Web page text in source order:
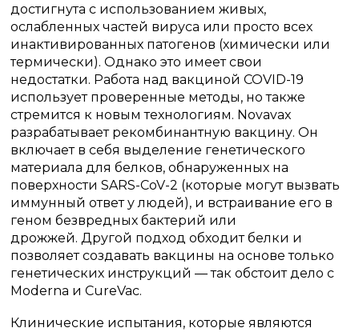
достигнута с использованием живых,
ослабленных частей вируса или просто всех
инактивированных патогенов (химически или
термически).Однако это имеет свои
недостатки. Работа над вакциной COVID-19
использует проверенные методы, но также
стремится к новым технологиям. Novavax
разрабатывает рекомбинантную вакцину.Он
включает в себя выделение генетического
материала для белков, обнаруженных на
поверхности SARS-CoV-2 (которые могут вызвать
иммунный ответ у людей), и встраивание его в
геном безвредных бактерий или
дрожжей.Другой подход обходит белки и
позволяет создавать вакцины на основе только
генетических инструкций — так обстоит дело с
Moderna и CureVac.
Клинические испытания, которые являются